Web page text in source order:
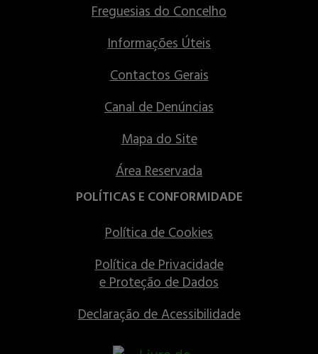
Freguesias do Concelho
Informações Úteis
Contactos Gerais
Canal de Denúncias
Mapa do Site
Área Reservada
POLÍTICAS E CONFORMIDADE
Política de Cookies
Política de Privacidade
e Proteção de Dados
Declaração de Acessibilidade